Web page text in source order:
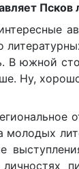
В южной
Ну,
молодых